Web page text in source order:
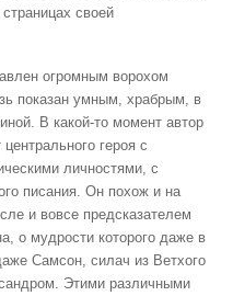
своей
огромным ворохом
показан умным, храбрым, в
В какой-то момент автор
героя с
личностями, с
писания. Он похож и на
и вовсе предсказателем
о мудрости которого даже в
Самсон, силач из Ветхого
Этими различными